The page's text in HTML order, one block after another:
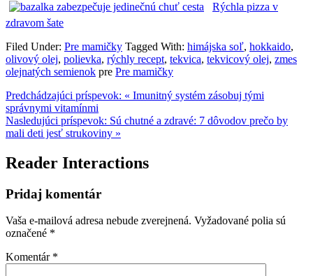
Rýchla pizza v
zdravom šate
Filed Under: Pre mamičky Tagged With: himájska soľ, hokkaido,
olivový olej, polievka, rýchly recept, tekvica, tekvicový olej, zmes
olejnatých semienok pre Pre mamičky
Predchádzajúci príspevok: « Imunitný systém zásobuj tými
správnymi vitamínmi
Nasledujúci príspevok: Sú chutné a zdravé: 7 dôvodov prečo by
mali deti jesť strukoviny »
Reader Interactions
Pridaj komentár
Vaša e-mailová adresa nebude zverejnená. Vyžadované polia sú
označené *
Komentár *